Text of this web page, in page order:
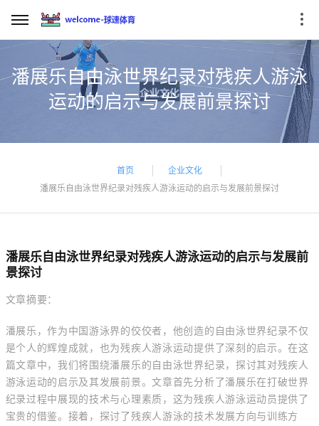
潘展乐自由泳世界纪录对残疾人游泳
运动的启示与发展前景探讨
首页
企业文化
潘展乐自由泳世界纪录对残疾人游泳运动的启示与发展前景探讨
潘展乐自由泳世界纪录对残疾人游泳运动的启示与发展前
景探讨
文章摘要：
潘展乐，作为中国游泳界的佼佼者，他创造的自由泳世界纪录不仅
是个人的辉煌成就，也为残疾人游泳运动提供了深刻的启示。在这
篇文章中，我们将围绕潘展乐的自由泳世界纪录，探讨其对残疾人
游泳运动的启示及其发展前景。文章首先分析了潘展乐在打破世界
纪录过程中展现的技术与心理素质，这为残疾人游泳运动员提供了
宝贵的借鉴。接着，探讨了残疾人游泳的技术发展方向与训练方